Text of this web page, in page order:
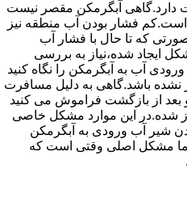
دارد.گاهی آبگرمکن مقصر نیست
فشار بودن آب منطقه نیز
که تا حال با فشار آب
ایجاد شده،نیاز به بررسی
ورودی آب به آبگرمکن را نگاه کنید
نشده باشد.گاهی به دلیل مسافرت
از بازگشت فراموش می کنید
باز شده.در این موارد مشکل خاصی
شیر آب ورودی به آبگرمکن
مشکل اصلی وقتی است که